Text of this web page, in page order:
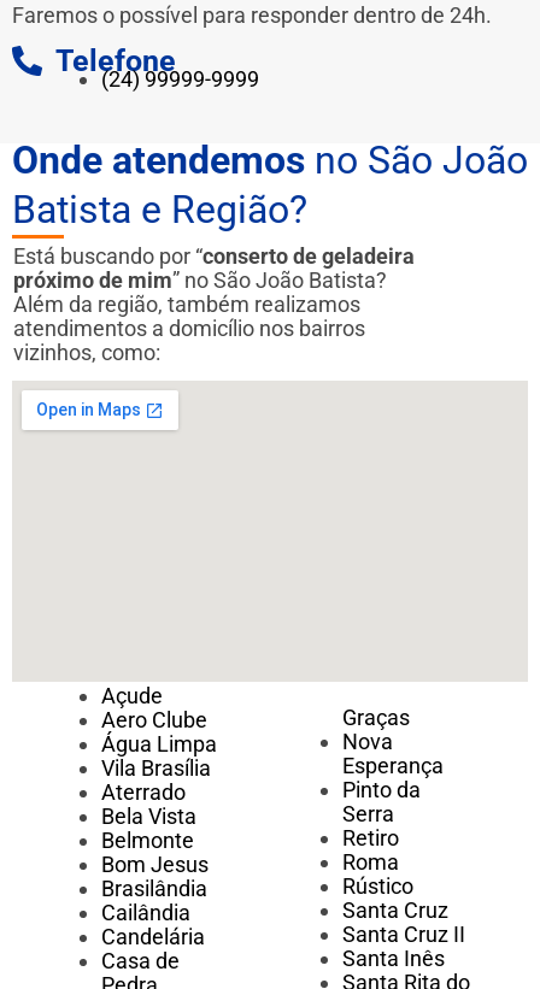
Faremos o possível para responder dentro de 24h.
Telefone
(24) 99999-9999
Onde atendemos no São João
Batista e Região?
Está buscando por “conserto de geladeira
próximo de mim” no São João Batista?
Além da região, também realizamos
atendimentos a domicílio nos bairros
vizinhos, como:
Açude
Aero Clube
Água Limpa
Vila Brasília
Aterrado
Bela Vista
Belmonte
Bom Jesus
Brasilândia
Cailândia
Candelária
Casa de
Graças
Nova
Esperança
Pinto da
Serra
Retiro
Roma
Rústico
Santa Cruz
Santa Cruz II
Santa Inês
Santa Rita do